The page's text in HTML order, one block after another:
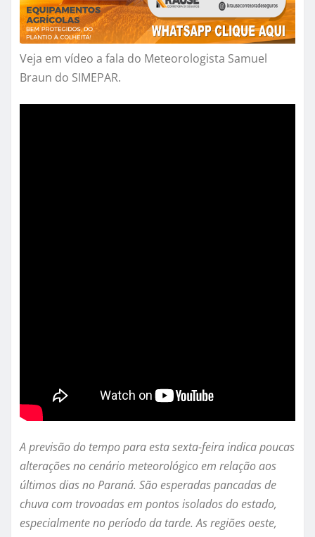
Veja em vídeo a fala do Meteorologista Samuel
Braun do SIMEPAR.
A previsão do tempo para esta sexta-feira indica poucas
alterações no cenário meteorológico em relação aos
últimos dias no Paraná. São esperadas pancadas de
chuva com trovoadas em pontos isolados do estado,
especialmente no período da tarde. As regiões oeste,